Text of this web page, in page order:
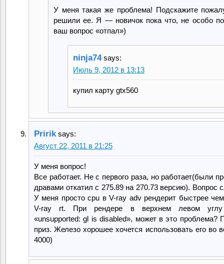
У меня такая же проблема! Подскажите
решили ее. Я — новичок пока что, не особо
ваш вопрос «отпал»)
ninja74 says:
Июль 9, 2012 в 13:13
купил карту gtx560
Pririk says:
Август 22, 2011 в 21:25
У меня вопрос!
Все работает. Не с первого раза, но работает(были
дравами откатил с 275.89 на 270.73 версию). Вопрос
У меня просто cpu в V-ray adv рендерит быстрее
V-ray rt. При рендере в верхнем левом углу
«unsupported: gl is disabled», может в это проблема?
приз. Железо хорошее хочется использовать его во
4000)